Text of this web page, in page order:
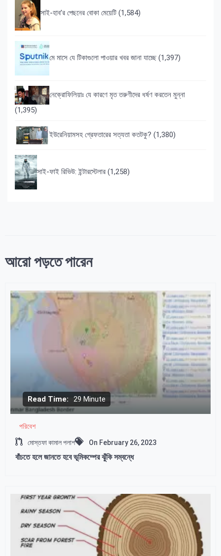
সাই-হাব’র পেছনের বোকা মেয়েটি (1,584)
মে মাসে যে টিকাগুলো পাওয়ার খবর জানা যাচ্ছে (1,397)
নেক্রোফিলিয়াঃ যে কারণে মৃত তরুণীদের ধর্ষণ করতেন মুন্না
(1,395)
ইউরেনিয়ামসহ গ্রেফতারের সত্যতা কতটকু? (1,380)
সাই-ফাই রিভিউ: ইন্টারস্টেলার (1,258)
আরো পড়তে পারেন
Read Time: 29 Minute
পরিবেশ
মোস্তফা কামাল পলাশ On February 26, 2023
বাঁচতে হলে জানতে হবে ভূমিকম্পের ঝুঁকি সম্বন্ধে